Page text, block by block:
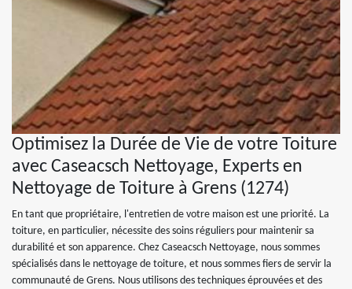
Optimisez la Durée de Vie de votre Toiture
avec Caseacsch Nettoyage, Experts en
Nettoyage de Toiture à Grens (1274)
En tant que propriétaire, l'entretien de votre maison est une priorité. La
toiture, en particulier, nécessite des soins réguliers pour maintenir sa
durabilité et son apparence. Chez Caseacsch Nettoyage, nous sommes
spécialisés dans le nettoyage de toiture, et nous sommes fiers de servir la
communauté de Grens. Nous utilisons des techniques éprouvées et des